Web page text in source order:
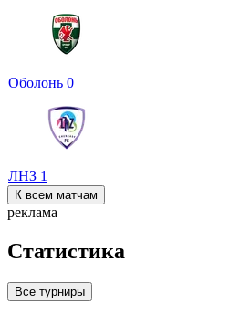
Оболонь 0
ЛНЗ 1
К всем матчам
реклама
Статистика
Все турниры